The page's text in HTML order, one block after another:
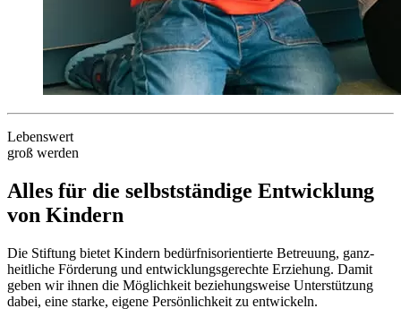
Lebenswert
groß werden
Alles für die selbst­ständige Entwicklung
von Kindern
Die Stiftung bietet Kindern bedürfnis­orientierte Betreuung, ganz­
heitliche Förderung und entwicklungs­gerechte Erziehung. Damit
geben wir ihnen die Möglich­keit beziehungs­weise Unter­stützung
dabei, eine starke, eigene Persönlich­keit zu entwickeln.